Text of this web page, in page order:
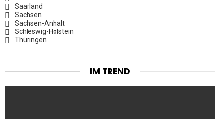
Saarland
Sachsen
Sachsen-Anhalt
Schleswig-Holstein
Thüringen
IM TREND